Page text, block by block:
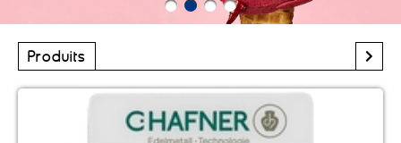
Produits